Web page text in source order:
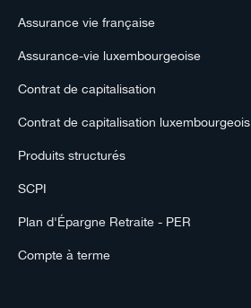
Assurance vie française
Assurance-vie luxembourgeoise
Contrat de capitalisation
Contrat de capitalisation luxembourgeois
Produits structurés
SCPI
Plan d'Épargne Retraite - PER
Compte à terme